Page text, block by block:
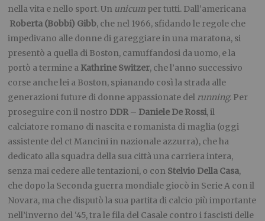
nella vita e nello sport. Un unicum per tutti. Dall’americana
Roberta (Bobbi) Gibb, che nel 1966, sfidando le regole che
impedivano alle donne di gareggiare in una maratona, si
presentò a quella di Boston, camuffandosi da uomo, e la
portò a termine a Kathrine Switzer, che l’anno successivo
corse anche lei a Boston, spianando così la strada alle
generazioni future di donne appassionate del running. Per
proseguire con il nostro DDR– Daniele De Rossi, il
calciatore romano di nascita e romanista di maglia (oggi
assistente del ct Mancini in nazionale azzurra), che ha
dedicato alla squadra della sua città una carriera intera,
senza mai cedere alle tentazioni, o con Stelvio Della Casa,
che dopo la Seconda guerra mondiale giocò in Serie A con il
Novara, ma che disputò la sua partita di calcio più importante
nell’inverno del ‘45, tra le fila del Casale contro i fascisti delle